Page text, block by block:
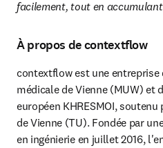
facilement, tout en
À propos de contextflow
contextflow est une entreprise
médicale de Vienne (MUW) et
européen KHRESMOI,
de Vienne (TU). Fondée par
en ingénierie en juillet 2016,